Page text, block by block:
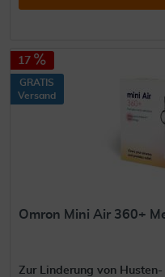
17
GRATIS
Versand
Omron Mini Air 360+
Zur Linderung von